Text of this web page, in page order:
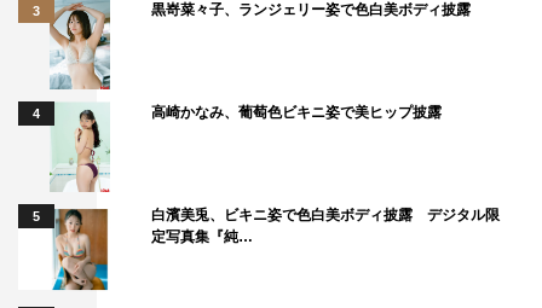
3 黒嵜菜々子、ランジェリー姿で色白美ボディ披露
4 高崎かなみ、葡萄色ビキニ姿で美ヒップ披露
5
白濱美兎、ビキニ姿で色白美ボディ披露 デジタル限
定写真集『純…